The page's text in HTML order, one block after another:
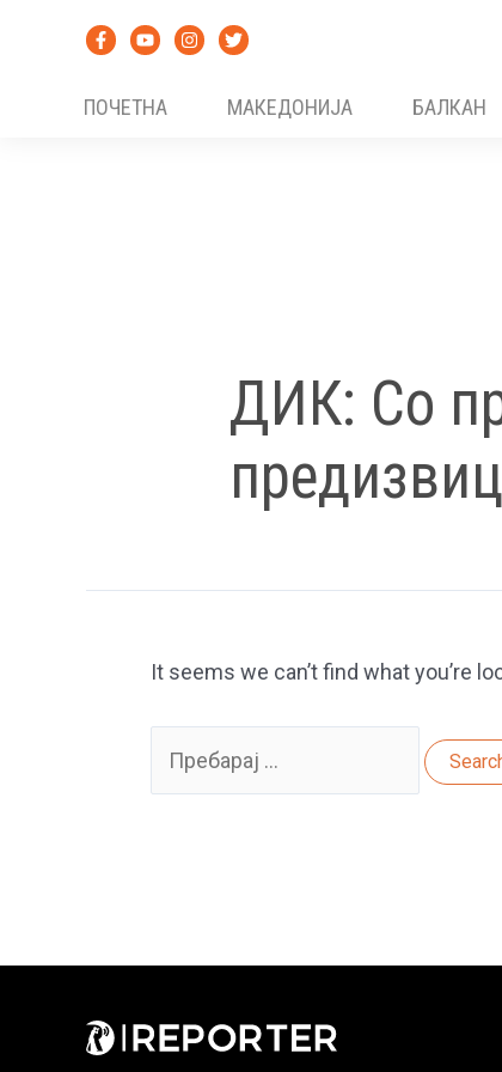
ПОЧЕТНА
МАКЕДОНИЈА БАЛКАН
ДИК: Со
It seems we can’t find what you’re
for: